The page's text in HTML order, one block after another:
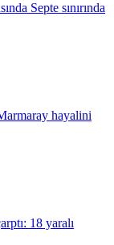
Septe sınırında
hayalini
18 yaralı